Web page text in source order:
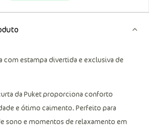
com estampa divertida e exclusiva de
da Puket proporciona conforto
e ótimo caimento. Perfeito para
sono e momentos de relaxamento em